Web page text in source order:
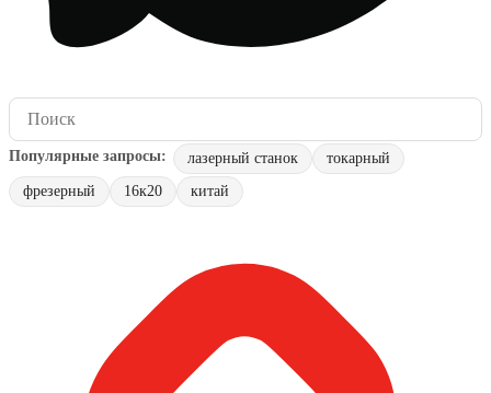
лазерный станок
токарный
фрезерный
16к20 китай